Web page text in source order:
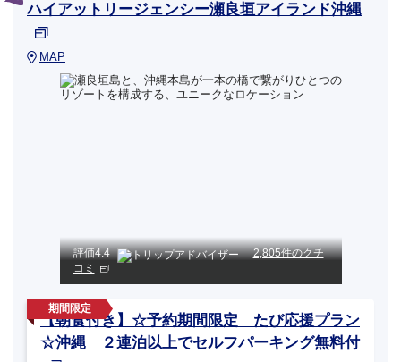
ハイアットリージェンシー瀬良垣アイランド沖縄
MAP
評価4.4
2,805件のクチ
コミ
【朝食付き】☆予約期間限定 たび応援プラン
☆沖縄 ２連泊以上でセルフパーキング無料付